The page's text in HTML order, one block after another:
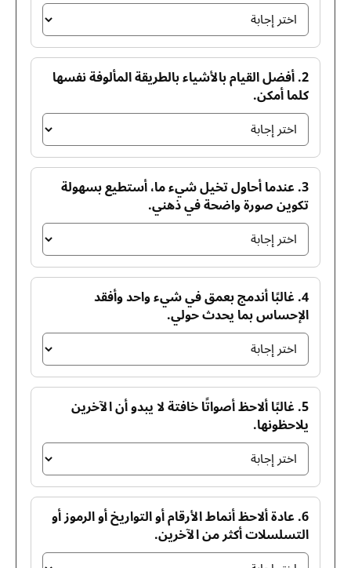
2. أفضل القيام بالأشياء بالطريقة المألوفة نفسها
كلما أمكن.
3. عندما أحاول تخيل شيء ما، أستطيع بسهولة
تكوين صورة واضحة في ذهني.
4. غالبًا أندمج بعمق في شيء واحد وأفقد
الإحساس بما يحدث حولي.
5. غالبًا ألاحظ أصواتًا خافتة لا يبدو أن الآخرين
يلاحظونها.
6. عادة ألاحظ أنماط الأرقام أو التواريخ أو الرموز أو
التسلسلات أكثر من الآخرين.